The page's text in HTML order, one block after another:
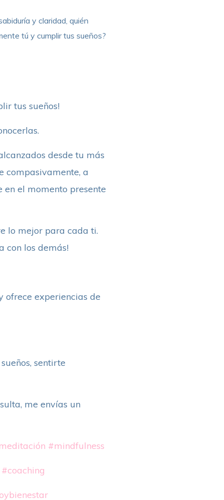
y claridad, quién
tú y cumplir tus sueños?
tus sueños!
desde tu más
compasivamente, a
en el momento presente
lo mejor para cada ti.
con los demás!
ofrece experiencias de
sentirte
me envías un
#mindfulness
#coaching